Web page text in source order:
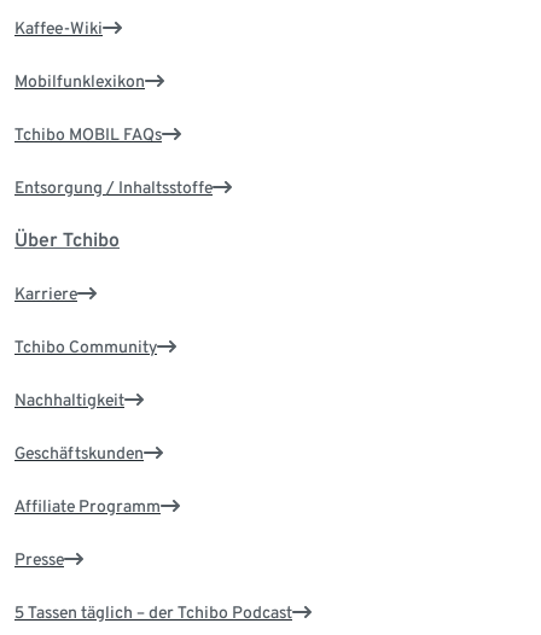
Kaffee-Wiki
Mobilfunklexikon
Tchibo MOBIL FAQs
Entsorgung / Inhaltsstoffe
Über Tchibo
Karriere
Tchibo Community
Nachhaltigkeit
Geschäftskunden
Affiliate Programm
Presse
5 Tassen täglich – der Tchibo Podcast